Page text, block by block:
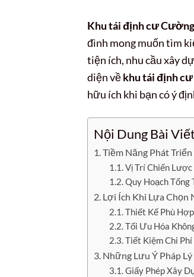
Khu tái định cư
đình mong muốn tìm
tiện ích, nhu cầu xây
diện vềkhu tái định
hữu ích khi bạn có ý
Nội Dung Bài
Tiềm Năng Phát
Vị Trí Chiến
Quy Hoạch Tổng
Lợi Ích Khi Lựa Chọn
Thiết Kế Phù
Tối Ưu Hóa
Tiết Kiệm Chi
Những Lưu Ý Pháp
Giấy Phép Xây